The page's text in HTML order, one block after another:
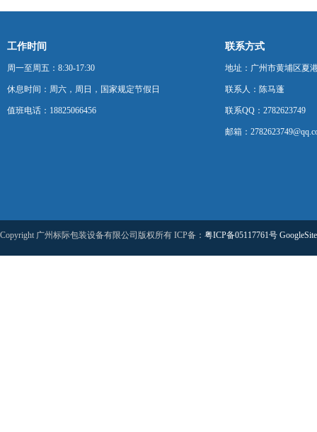
工作时间
周一至周五：8:30-17:30
休息时间：周六，周日，国家规定节假日
值班电话：18825066456
联系方式
地址：广州市黄埔区夏
联系人：陈马蓬
联系QQ：2782623749
邮箱：
Copyright 广州标际包装设备有限公司版权所有 ICP备： 粤ICP备05117761号